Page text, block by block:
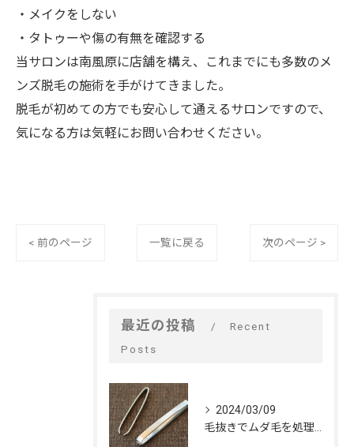
・メイクをしない
・タトゥーや傷の有無を確認する
当サロンは南風原に店舗を構え、これまでにも多数のメ
ンズ脱毛の施術を手がけてきました。
脱毛が初めての方でも安心して通えるサロンですので、
気になる方は気軽にお問い合わせください。
< 前のページ 一覧に戻る 次のページ >
最近の投稿
Recent
Posts
2024/03/09